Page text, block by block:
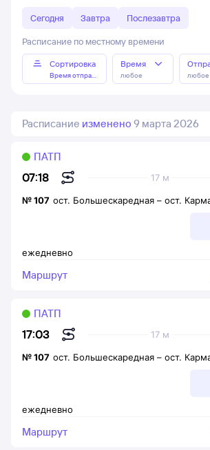
Сегодня Завтра Послезавтра
Расписание по местному времени
Сортировка
Время отправления
Время
любое любое
Расписание изменено 9 марта 2026
07:18 17 м
ПАТП
ежедневно
№107 ост. Большескаредная – ост.
Маршрут
17:03 17 м
ПАТП
ежедневно
№107 ост. Большескаредная – ост.
Маршрут